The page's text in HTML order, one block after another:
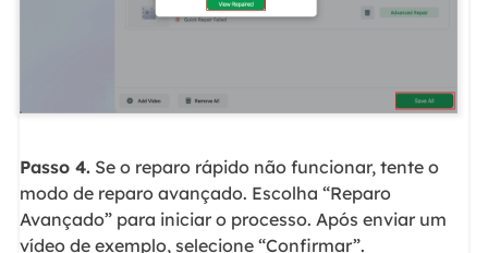
Passo 4.Se o reparo rápido não funcionar, tente o
modo de reparo avançado. Escolha “Reparo
Avançado” para iniciar o processo. Após enviar um
vídeo de exemplo, selecione “Confirmar”.